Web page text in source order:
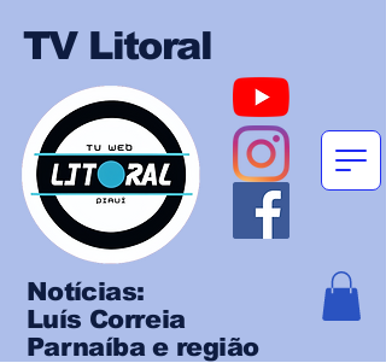
TV Litoral
Notícias:
Luís Correia
Parnaíba e região